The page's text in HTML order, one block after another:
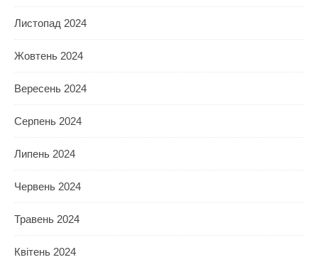
Листопад 2024
Жовтень 2024
Вересень 2024
Серпень 2024
Липень 2024
Червень 2024
Травень 2024
Квітень 2024